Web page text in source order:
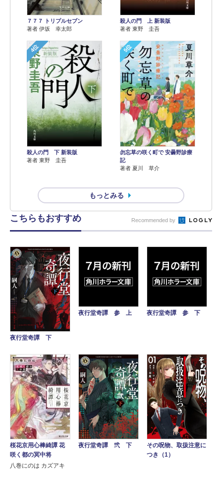
７７７ トリプルセブン
著者 伊坂 幸太郎
殺人の門 上 新装版
著者 東野 圭吾
4位
殺人の門 下 新装版
著者 東野 圭吾
5位
勿忘草の咲く町で 安曇野診療
記
著者 夏川 草介
もっとみる
こちらもおすすめ Recommended by
夜行堂奇譚 下
夜行堂奇譚 参 上 夜行堂奇譚 参 下
桜花京用心棒綺譚 花
咲く都の冥中将
八巻にのは カズアキ
夜行堂奇譚 弐 下
その呪物、取扱注意に
つき（1）